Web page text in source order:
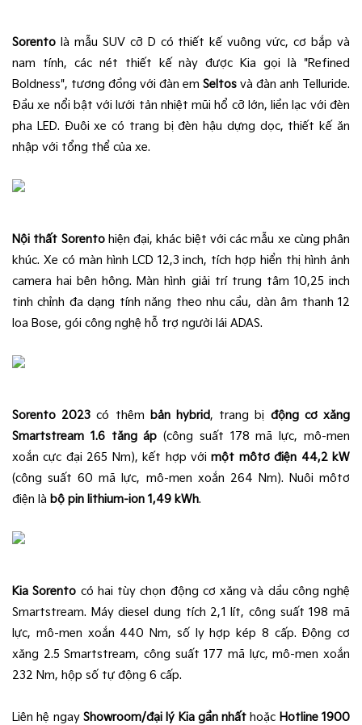
Sorento là mẫu SUV cỡ D có thiết kế vuông vức, cơ bắp và
nam tính, các nét thiết kế này được Kia gọi là "Refined
Boldness", tương đồng với đàn em Seltos và đàn anh Telluride.
Đầu xe nổi bật với lưới tản nhiệt mũi hổ cỡ lớn, liền lạc với đèn
pha LED. Đuôi xe có trang bị đèn hậu dựng dọc, thiết kế ăn
nhập với tổng thể của xe.
Nội thất Sorentohiện đại, khác biệt với các mẫu xe cùng phân
khúc. Xe có màn hình LCD 12,3 inch, tích hợp hiển thị hình ảnh
camera hai bên hông. Màn hình giải trí trung tâm 10,25 inch
tinh chỉnh đa dạng tính năng theo nhu cầu, dàn âm thanh 12
loa Bose, gói công nghệ hỗ trợ người lái ADAS.
Sorento 2023 có thêm bản hybrid, trang bị động cơ xăng
Smartstream 1.6 tăng áp (công suất 178 mã lực, mô-men
xoắn cực đại 265 Nm), kết hợp vớimột môtơ điện 44,2 kW
(công suất 60 mã lực, mô-men xoắn 264 Nm). Nuôi môtơ
điện là bộ pin lithium-ion 1,49 kWh.
Kia Sorento có hai tùy chọn động cơ xăng và dầu công nghệ
Smartstream. Máy diesel dung tích 2,1 lít, công suất 198 mã
lực, mô-men xoắn 440 Nm, số ly hợp kép 8 cấp. Động cơ
xăng 2.5 Smartstream, công suất 177 mã lực, mô-men xoắn
232 Nm, hộp số tự động 6 cấp.
Liên hệ ngay Showroom/đại lý Kia gần nhất hoặc Hotline 1900